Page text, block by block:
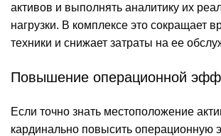
активов и выполнять аналитику их
нагрузки. В комплексе это сокращает
техники и снижает затраты на ее
Повышение операционной
Если точно знать местоположение
кардинально повысить операционную